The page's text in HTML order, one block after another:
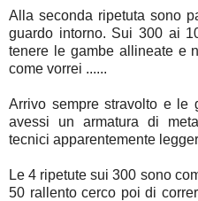
Alla seconda ripetuta sono
guardo intorno. Sui 300 ai
tenere le gambe allineate e
come vorrei ......
Arrivo sempre stravolto e le
avessi un armatura di
tecnici apparentemente
Le 4 ripetute sui 300 sono
50 rallento cerco poi di